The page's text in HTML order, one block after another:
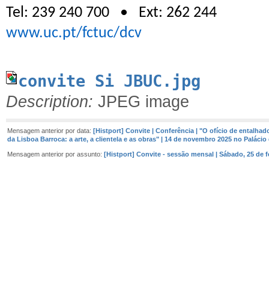
Tel: 239 240 700 • Ext: 262 244
www.uc.pt/fctuc/dcv
convite Si JBUC.jpg
Description: JPEG image
Mensagem anterior por data: [Histport] Convite | Conferência | "O ofício de
da Lisboa Barroca: a arte, a clientela e as obras" | 14 de novembro 2025 no Palácio
Mensagem anterior por assunto: [Histport] Convite - sessão mensal | Sábado, 25 de